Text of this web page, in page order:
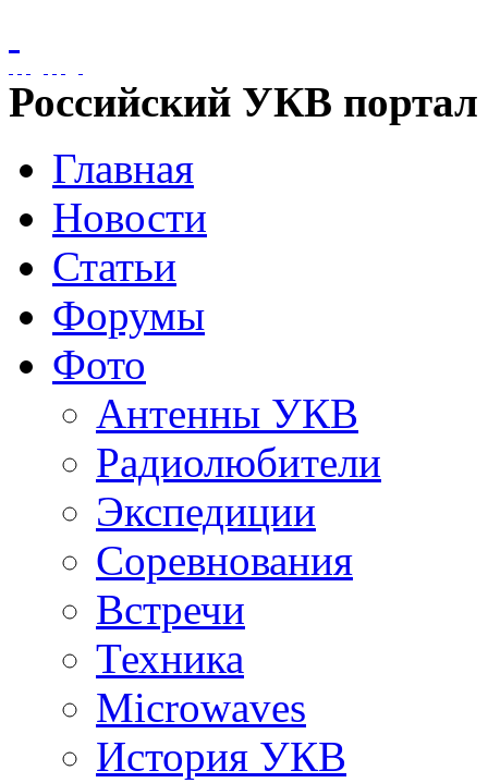
Российский УКВ портал
Главная
Новости
Статьи
Форумы
Фото
Антенны УКВ
Радиолюбители
Экспедиции
Соревнования
Встречи
Техника
Microwaves
История УКВ